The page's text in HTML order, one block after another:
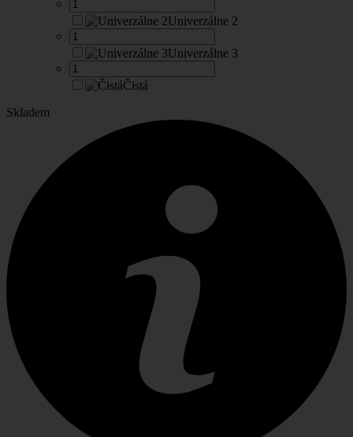
Univerzálne 2
Univerzálne 3
Čistá
Skladem